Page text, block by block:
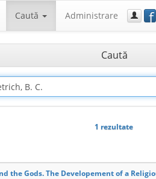
Caută Administrare f
Caută
1 rezultate
the Gods. The Developement of a